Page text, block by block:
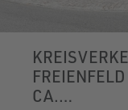
CA.